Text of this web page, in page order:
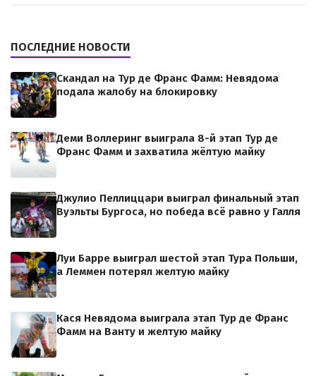
ПОСЛЕДНИЕ НОВОСТИ
Скандал на Тур де Франс Фамм: Невядома
подала жалобу на блокировку
Деми Воллеринг выиграла 8-й этап Тур де
Франс Фамм и захватила жёлтую майку
Джулио Пеллиццари выиграл финальный этап
Вуэльты Бургоса, но победа всё равно у Галля
Луи Барре выиграл шестой этап Тура Польши,
а Леммен потерял желтую майку
Кася Невядома выиграла этап Тур де Франс
Фамм на Ванту и желтую майку